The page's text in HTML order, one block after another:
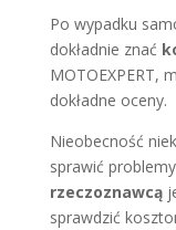
Po wypadku
dokładnie znać
MOTOEXPERT,
dokładne oceny.
Nieobecność
sprawić
rzeczoznawcą
sprawdzić